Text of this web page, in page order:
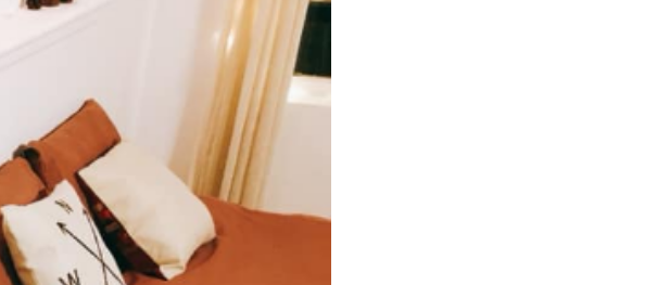
Miễn phí wifi tất cả các
phòng
Truyền hình vệ tinh/ cáp
Vật dụng dọn vệ sinh
Tủ áo
2.000.000
CHƯA KHAI BÁO PHÒNG